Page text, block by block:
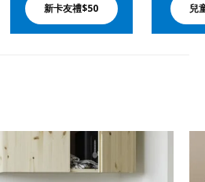
新卡友禮$50 兒